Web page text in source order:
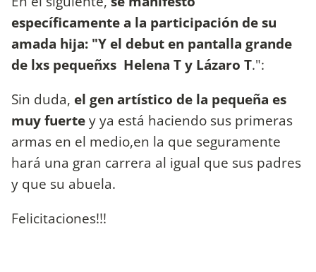
específicamente a la participación de su
amada hija: "Y el debut en pantalla grande
de lxs pequeñxs Helena T y Lázaro T.":
Sin duda, el gen artístico de la pequeña es
muy fuertey ya está haciendo sus primeras
armas en el medio,en la que seguramente
hará una gran carrera al igual que sus padres
y que su abuela.
Felicitaciones!!!